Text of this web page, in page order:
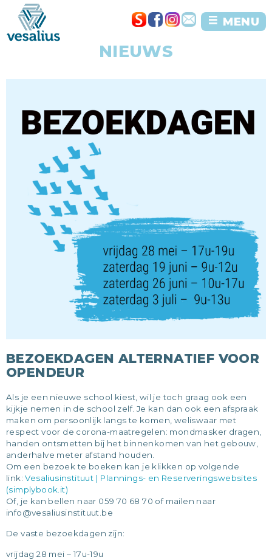
MENU
NIEUWS
BEZOEKDAGEN ALTERNATIEF VOOR
OPENDEUR
Als je een nieuwe school kiest, wil je toch graag ook een
kijkje nemen in de school zelf. Je kan dan ook een afspraak
maken om persoonlijk langs te komen, weliswaar met
respect voor de corona-maatregelen: mondmasker dragen,
handen ontsmetten bij het binnenkomen van het gebouw,
anderhalve meter afstand houden.
Om een bezoek te boeken kan je klikken op volgende
link:Vesaliusinstituut | Plannings- en Reserveringswebsites
(simplybook.it)
Of, je kan bellen naar 059 70 68 70 of mailen naar
info@vesaliusinstituut.be
De vaste bezoekdagen zijn:
vrijdag 28 mei – 17u-19u